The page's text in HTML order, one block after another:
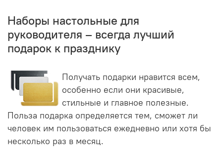
Наборы настольные для
руководителя – всегда лучший
подарок к празднику
Получать подарки нравится всем,
особенно если они красивые,
стильные и главное полезные.
Польза подарка определяется тем, сможет ли
человек им пользоваться ежедневно или хотя бы
несколько раз в месяц.